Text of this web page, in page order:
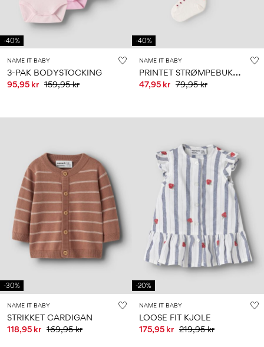
-40%
NAME IT BABY
3-PAK BODYSTOCKING
95,95 kr 159,95 kr
-40%
NAME IT BABY
P
RINTET STRØMPEBUKSER
47,95 kr 79,95 kr
-30%
NAME IT BABY
STRIKKET CARDIGAN
118,95 kr 169,95 kr
-20%
NAME IT BABY
LOOSE FIT KJOLE
175,95 kr 219,95 kr